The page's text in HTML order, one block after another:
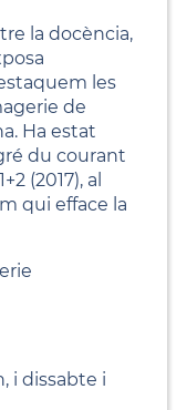
la docència,
les
de
Ha estat
du courant
(2017), al
qui efface la
i dissabte i